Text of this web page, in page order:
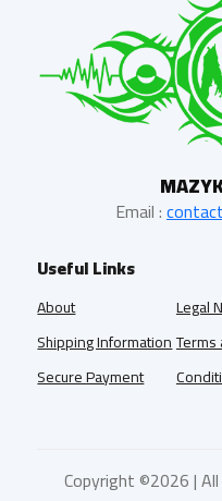
Email :
Useful Links
About
Shipping Information
Secure Payment
Legal
Copyright ©2026 |